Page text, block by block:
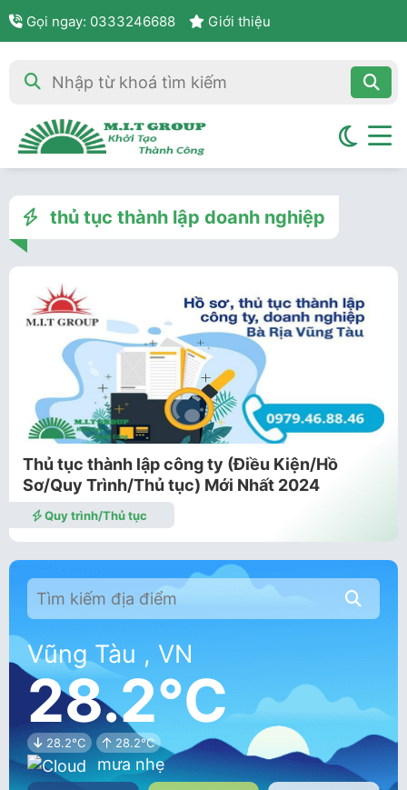
Gọi ngay: 0333246688 Giới thiệu
thủ tục thành lập doanh nghiệp
Thủ tục thành lập công ty (Điều Kiện/Hồ
Sơ/Quy Trình/Thủ tục) Mới Nhất 2024
Quy trình/Thủ tục
Vũng Tàu , VN
28.2°C
28.2°C 28.2°C
mưa nhẹ